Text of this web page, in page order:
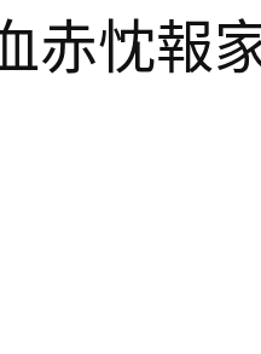
赤忱報